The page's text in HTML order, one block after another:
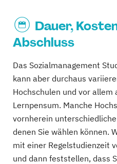
Dauer,
Abschluss
Das Sozialmanagement
kann aber durchaus
Hochschulen und vor allem
Lernpensum. Manche
vornherein
denen Sie wählen können.
mit einer Regelstudienzeit
und dann feststellen, dass